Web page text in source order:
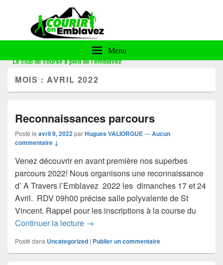
Courir en Emblavez
Le club de course à pied de l'emblavez
Menu
MOIS :AVRIL 2022
Reconnaissances parcours
Posté le avril 9, 2022parHugues VALIORGUE—Aucun
commentaire ↓
Venez découvrir en avant première nos superbes
parcours 2022! Nous organisons une reconnaissance
d’ A Travers l’Emblavez 2022 les dimanches 17 et 24
Avril. RDV 09h00 précise salle polyvalente de St
Vincent. Rappel pour les inscriptions à la course du
Continuer la lecture Reconnaissances parcours
→
Posté dans Uncategorized | Publier un commentaire